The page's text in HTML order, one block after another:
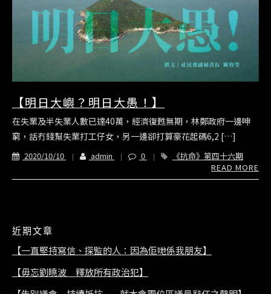
【明日大嶼？明日大愚！】
在失業及半失業人數已達40萬，經濟復甦無期，林鄭政府一邊呻
窮，話冇錢幫失業打工仔女，另一邊卻打算豪花起碼6,2 […]
2020/10/10 admin 0
《抗命》第四十六期
READ MORE
近期文章
【一直堅持寫信、探監的人：因為佢哋係我朋友】
【毋忘劉曉波 釋放所有政治犯】